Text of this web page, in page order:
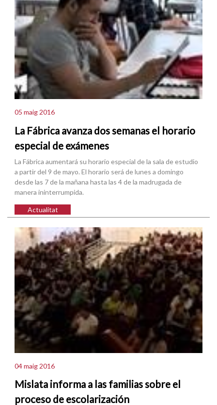
05 maig 2016
La Fábrica avanza dos semanas el horario
especial de exámenes
La Fábrica aumentará su horario especial de la sala de estudio
a partir del 9 de mayo. El horario será de lunes a domingo
desde las 7 de la mañana hasta las 4 de la madrugada de
manera ininterrumpida.
Actualitat
04 maig 2016
Mislata informa a las familias sobre el
proceso de escolarización